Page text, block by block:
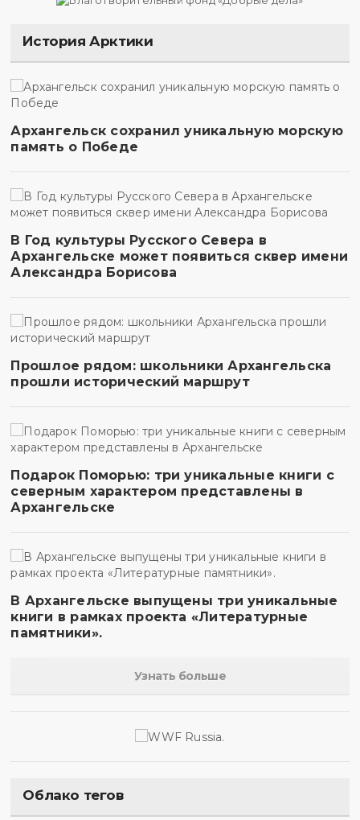
История Арктики
Архангельск сохранил уникальную морскую
память о Победе
В Год культуры Русского Севера в
Архангельске может появиться сквер имени
Александра Борисова
Прошлое рядом: школьники Архангельска
прошли исторический маршрут
Подарок Поморью: три уникальные книги с
северным характером представлены в
Архангельске
В Архангельске выпущены три уникальные
книги в рамках проекта «Литературные
памятники».
Узнать больше
Облако тегов